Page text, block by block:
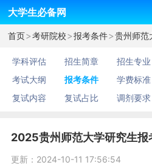
大学生必备网
首页>考研院校>报考条件>贵州师范
学科评估 招生简章 招生专业
考试大纲
报考条件 学费标准
复试内容
复试占比 调剂要求
2025贵州师范大学研究生报
更新：2024-10-11 17:56:54